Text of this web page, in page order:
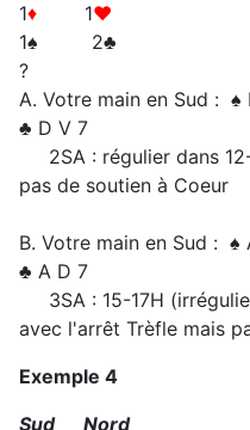
1♦ 1♥
1♠ 2♣
?
A. Votre main en Sud : ♠
♣ D V 7
2SA : régulier dans
pas de soutien à Coeur
B. Votre main en Sud : ♠
♣ A D 7
3SA : 15-17H
avec l'arrêt Trèfle mais
Exemple 4
Sud Nord